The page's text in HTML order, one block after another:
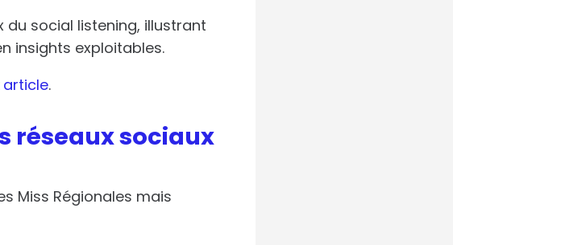
du social listening, illustrant
insights exploitables.
article.
réseaux sociaux
Miss Régionales mais